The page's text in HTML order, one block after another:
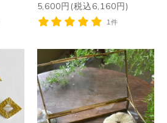
5,600円(税込6,160円)
1件